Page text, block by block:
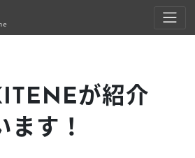
が紹介
ます！